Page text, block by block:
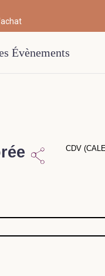
Évènements
CDV